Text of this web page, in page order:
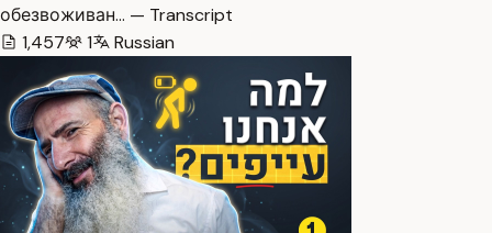
обезвоживан… — Transcript
1,457
1 Russian